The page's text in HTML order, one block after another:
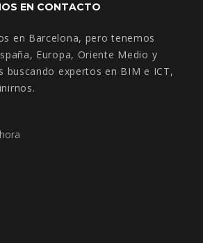
EN CONTACTO
en Barcelona, pero tenemos
Europa, Oriente Medio y
buscando expertos en BIM e ICT,